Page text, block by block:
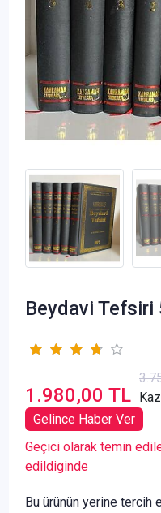
Beydavi Tefsiri
1.980,00 TL
Gelince Haber Ver
Geçici olarak temin
edildiginde
Bu ürünün yerine tercih